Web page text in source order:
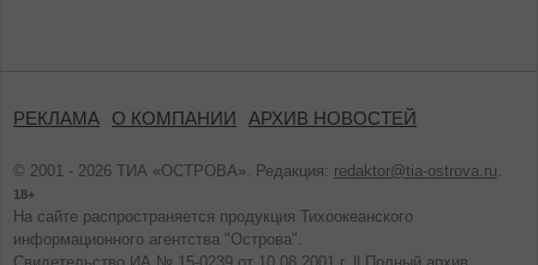
РЕКЛАМА О КОМПАНИИ АРХИВ НОВОСТЕЙ
© 2001 - 2026 ТИА «ОСТРОВА». Редакция: redaktor@tia-ostrova.ru.
18+
На сайте распространяется продукция Тихоокеанского
информационного агентства "Острова".